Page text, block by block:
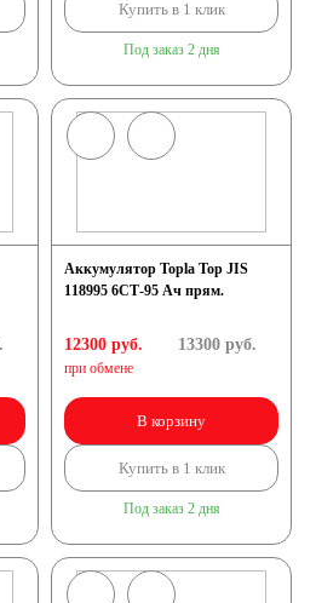
Купить в 1 клик
Под заказ 2 дня
Аккумулятор Topla Top JIS
118995 6СТ-95 Ач прям.
12300 руб.
при обмене
13300руб.
В корзину
Купить в 1 клик
Под заказ 2 дня